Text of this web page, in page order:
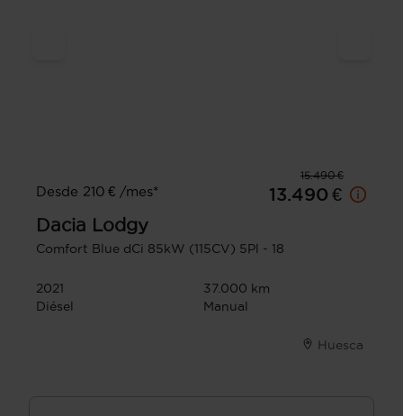
15.490 €
Desde 210 € /mes*
13.490 €
Dacia Lodgy
Comfort Blue dCi 85kW (115CV) 5Pl - 18
2021
37.000 km
Diésel
Manual
Huesca